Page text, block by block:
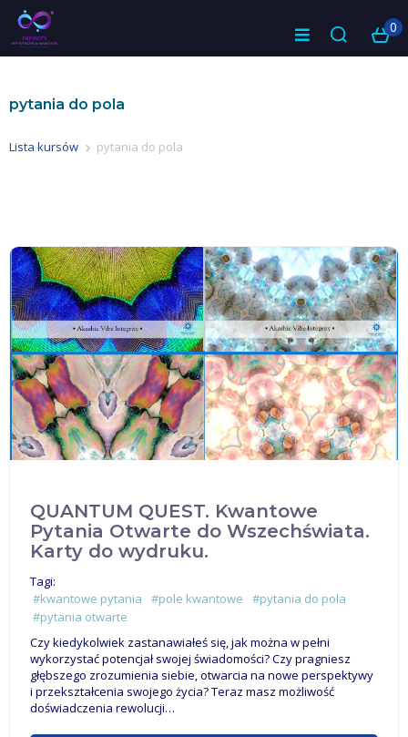
0
pytania do pola
Lista kursów pytania do pola
QUANTUM QUEST. Kwantowe
Pytania Otwarte do Wszechświata.
Karty do wydruku.
Tagi:
#kwantowe pytania
#pole kwantowe
#pytania do pola
#pytania otwarte
Czy kiedykolwiek zastanawiałeś się, jak można w pełni
wykorzystać potencjał swojej świadomości? Czy pragniesz
głębszego zrozumienia siebie, otwarcia na nowe perspektywy
i przekształcenia swojego życia? Teraz masz możliwość
doświadczenia rewolucji…